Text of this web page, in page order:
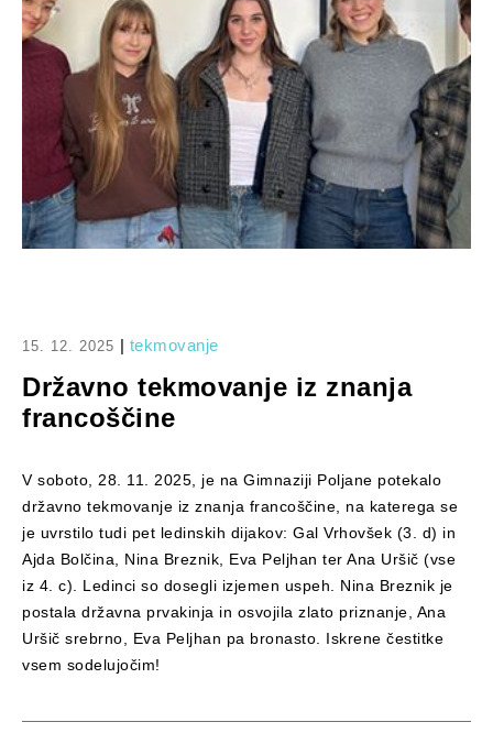
15. 12. 2025 | tekmovanje
Državno tekmovanje iz znanja
francoščine
V soboto, 28. 11. 2025, je na Gimnaziji Poljane potekalo
državno tekmovanje iz znanja francoščine, na katerega se
je uvrstilo tudi pet ledinskih dijakov: Gal Vrhovšek (3. d) in
Ajda Bolčina, Nina Breznik, Eva Peljhan ter Ana Uršič (vse
iz 4. c). Ledinci so dosegli izjemen uspeh. Nina Breznik je
postala državna prvakinja in osvojila zlato priznanje, Ana
Uršič srebrno, Eva Peljhan pa bronasto. Iskrene čestitke
vsem sodelujočim!